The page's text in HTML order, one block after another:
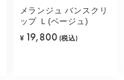
メランジュ バンスクリ
ップ Ｌ(ベージュ)
¥ 19,800 (税込)